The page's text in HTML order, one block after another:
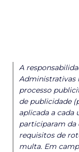
A
Administrativas
processo
de publicidade
aplicada a cada
participaram da
requisitos de
multa. Em